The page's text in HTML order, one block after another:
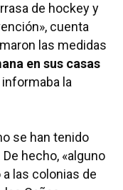
de hockey y
cuenta
las medidas
en sus casas
informaba la
se han tenido
hecho, «alguno
las colonias de